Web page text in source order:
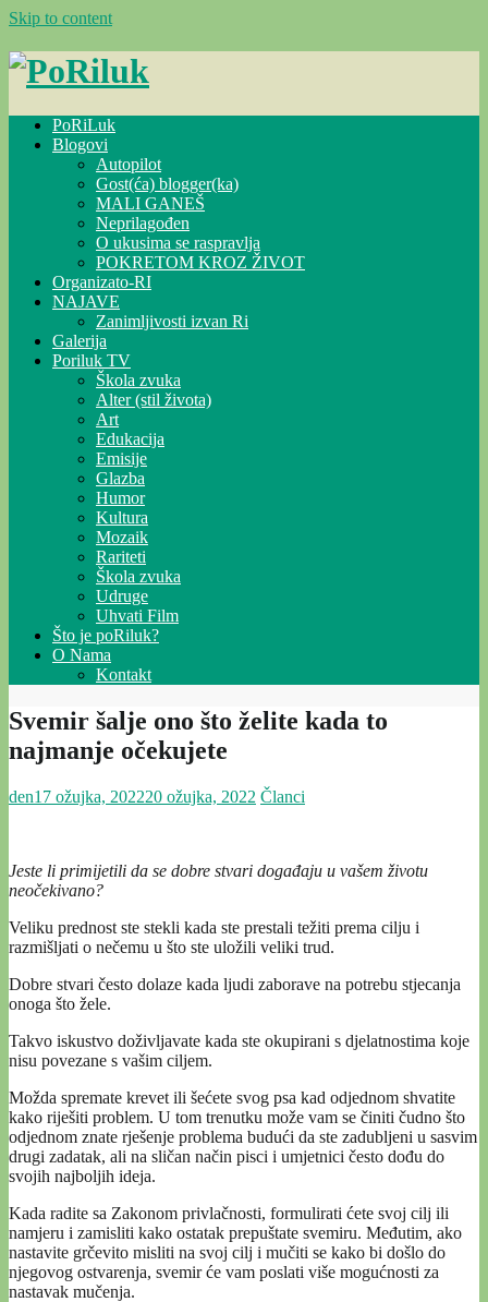
Skip to content
PoRiLuk
Blogovi
Autopilot
Gost(ća) blogger(ka)
MALI GANEŠ
Neprilagođen
O ukusima se raspravlja
POKRETOM KROZ ŽIVOT
Organizato-RI
NAJAVE
Zanimljivosti izvan Ri
Galerija
Poriluk TV
Škola zvuka
Alter (stil života)
Art
Edukacija
Emisije
Glazba
Humor
Kultura
Mozaik
Rariteti
Škola zvuka
Udruge
Uhvati Film
Što je poRiluk?
O Nama
Kontakt
Svemir šalje ono što želite kada to
najmanje očekujete
den17 ožujka, 202220 ožujka, 2022 Članci
Jeste li primijetili da se dobre stvari događaju u vašem životu
neočekivano?
Veliku prednost ste stekli kada ste prestali težiti prema cilju i
razmišljati o nečemu u što ste uložili veliki trud.
Dobre stvari često dolaze kada ljudi zaborave na potrebu stjecanja
onoga što žele.
Takvo iskustvo doživljavate kada ste okupirani s djelatnostima koje
nisu povezane s vašim ciljem.
Možda spremate krevet ili šećete svog psa kad odjednom shvatite
kako riješiti problem. U tom trenutku može vam se činiti čudno što
odjednom znate rješenje problema budući da ste zadubljeni u sasvim
drugi zadatak, ali na sličan način pisci i umjetnici često dođu do
svojih najboljih ideja.
Kada radite sa Zakonom privlačnosti, formulirati ćete svoj cilj ili
namjeru i zamisliti kako ostatak prepuštate svemiru. Međutim, ako
nastavite grčevito misliti na svoj cilj i mučiti se kako bi došlo do
njegovog ostvarenja, svemir će vam poslati više mogućnosti za
nastavak mučenja.